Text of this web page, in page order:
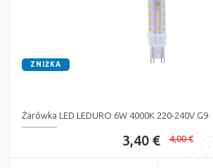
ZNIŻKA
Żarówka LED LEDURO 6W 4000K 220-240V G9
3,40 € 4,00 €